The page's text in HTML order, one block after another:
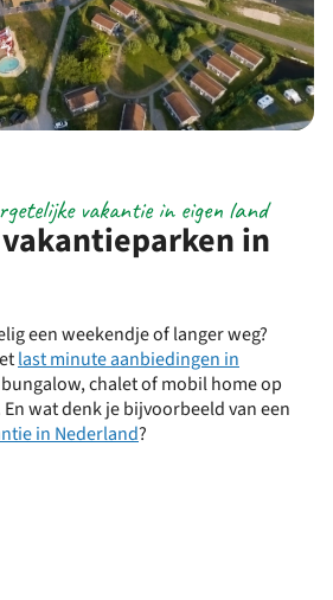
in
vakantie in eigen land
een weekendje of langer weg?
last minute aanbiedingen in
chalet of mobil home op
En wat denk je bijvoorbeeld van een
in Nederland?